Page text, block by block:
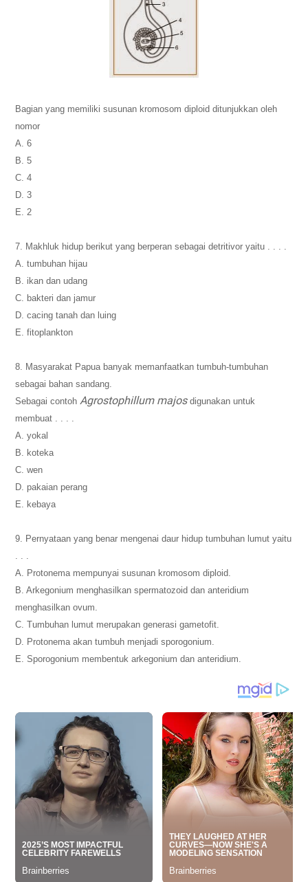
Bagian yang memiliki susunan kromosom diploid ditunjukkan oleh
nomor
A. 6
B. 5
C. 4
D. 3
E. 2
7. Makhluk hidup berikut yang berperan sebagai detritivor yaitu . . . .
A. tumbuhan hijau
B. ikan dan udang
C. bakteri dan jamur
D. cacing tanah dan luing
E. fitoplankton
8. Masyarakat Papua banyak memanfaatkan tumbuh-tumbuhan
sebagai bahan sandang.
Sebagai contoh Agrostophillum majos digunakan untuk
membuat . . . .
A. yokal
B. koteka
C. wen
D. pakaian perang
E. kebaya
9. Pernyataan yang benar mengenai daur hidup tumbuhan lumut yaitu
. . .
A. Protonema mempunyai susunan kromosom diploid.
B. Arkegonium menghasilkan spermatozoid dan anteridium
menghasilkan ovum.
C. Tumbuhan lumut merupakan generasi gametofit.
D. Protonema akan tumbuh menjadi sporogonium.
E. Sporogonium membentuk arkegonium dan anteridium.